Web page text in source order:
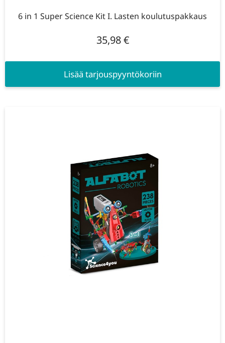
6 in 1 Super Science Kit I. Lasten koulutuspakkaus
35,98€
Lisää tarjouspyyntökoriin